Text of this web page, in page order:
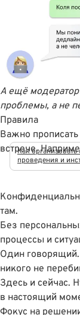
А ещё
проблемы, а не
Правила
Важно
встрече.
Как
проведения и
там.
Без
процессы и
Один
никого не
Здесь и сейчас.
в настоящий
Фокус на